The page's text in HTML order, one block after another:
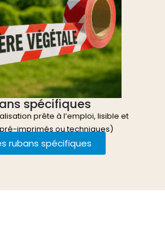
spécifiques
prête à l’emploi, lisible et
imprimés ou techniques)
rubans spécifiques